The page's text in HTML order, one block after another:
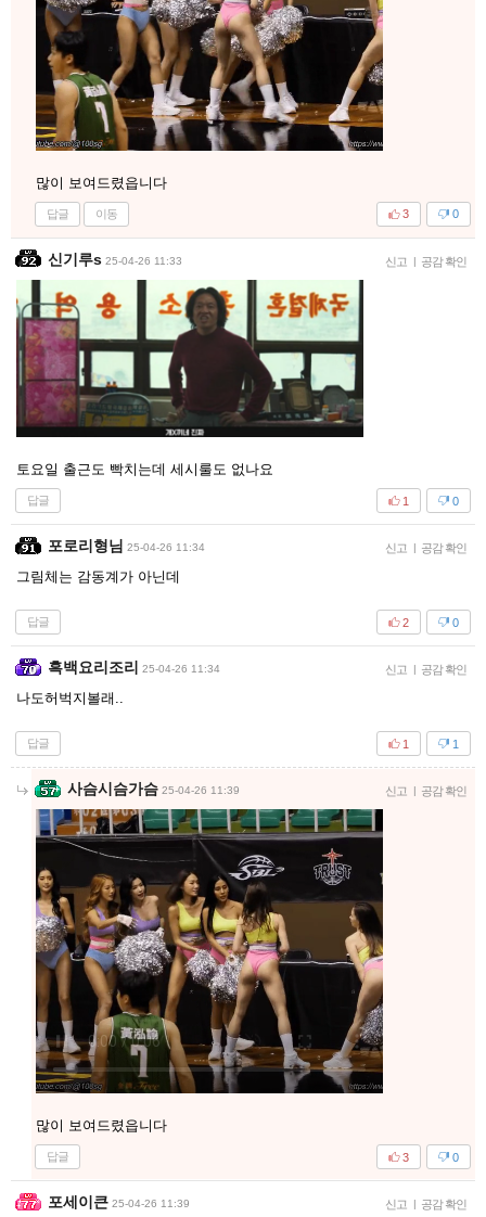
많이 보여드렸읍니다
답글 이동 0
3
신기루s 25-04-26 11:33 신고 | 공감 확인
토요일 출근도 빡치는데 세시룰도 없나요
답글 0
1
포로리형님 25-04-26 11:34 신고 | 공감 확인
그림체는 감동계가 아닌데
답글 0
2
흑백요리조리 25-04-26 11:34 신고 | 공감 확인
나도허벅지볼래..
답글 1
1
사슴시슴가슴 25-04-26 11:39 신고 | 공감 확인
많이 보여드렸읍니다
답글 0
3
포세이큰 25-04-26 11:39 신고 | 공감 확인